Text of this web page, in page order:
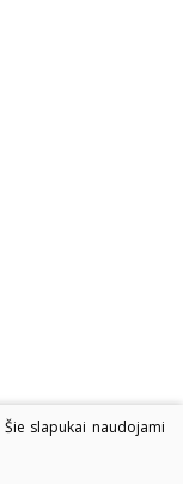
slapukai naudojami